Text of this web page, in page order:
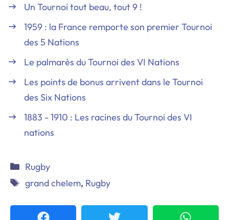
Un Tournoi tout beau, tout 9 !
1959 : la France remporte son premier Tournoi
des 5 Nations
Le palmarès du Tournoi des VI Nations
Les points de bonus arrivent dans le Tournoi
des Six Nations
1883 - 1910 : Les racines du Tournoi des VI
nations
Catégories
Rugby
Étiquettes
grand chelem, Rugby